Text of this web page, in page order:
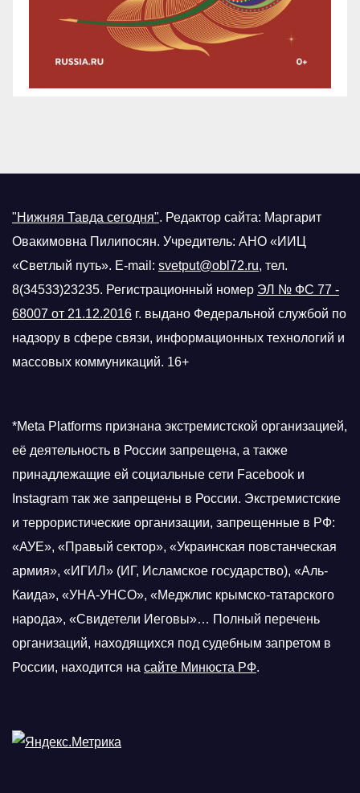
"Нижняя Тавда сегодня". Редактор сайта: Маргарит
Овакимовна Пилипосян. Учредитель: АНО «ИИЦ
«Светлый путь». E-mail: svetput@obl72.ru, тел.
8(34533)23235. Регистрационный номер ЭЛ № ФС 77 -
68007 от 21.12.2016 г. выдано Федеральной службой по
надзору в сфере связи, информационных технологий и
массовых коммуникаций. 16+
*Meta Platforms признана экстремистской организацией,
её деятельность в России запрещена, а также
принадлежащие ей социальные сети Facebook и
Instagram так же запрещены в России. Экстремистские
и террористические организации, запрещенные в РФ:
«АУЕ», «Правый сектор», «Украинская повстанческая
армия», «ИГИЛ» (ИГ, Исламское государство), «Аль-
Каида», «УНА-УНСО», «Меджлис крымско-татарского
народа», «Свидетели Иеговы»… Полный перечень
организаций, находящихся под судебным запретом в
России, находится на сайте Минюста РФ.